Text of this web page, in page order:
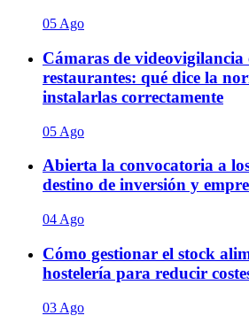
05 Ago
Cámaras de videovigilancia
restaurantes: qué dice la
instalarlas correctamente
05 Ago
Abierta la convocatoria a
destino de inversión y
04 Ago
Cómo gestionar el stock
hostelería para reducir
03 Ago